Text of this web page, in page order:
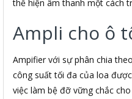
thể hiện âm thanh một cách
Ampli cho ô
Ampifier với sự phân chia
công suất tối đa của loa
việc làm bệ đỡ vững chắc